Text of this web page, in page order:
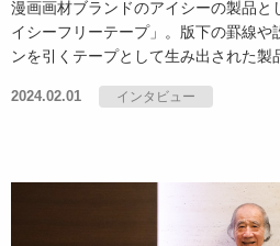
漫画画材ブランドのアイシーの製品と
イシーフリーテープ」。版下の罫線や
ンを引くテープとして生み出された製
2024.02.01 インタビュー